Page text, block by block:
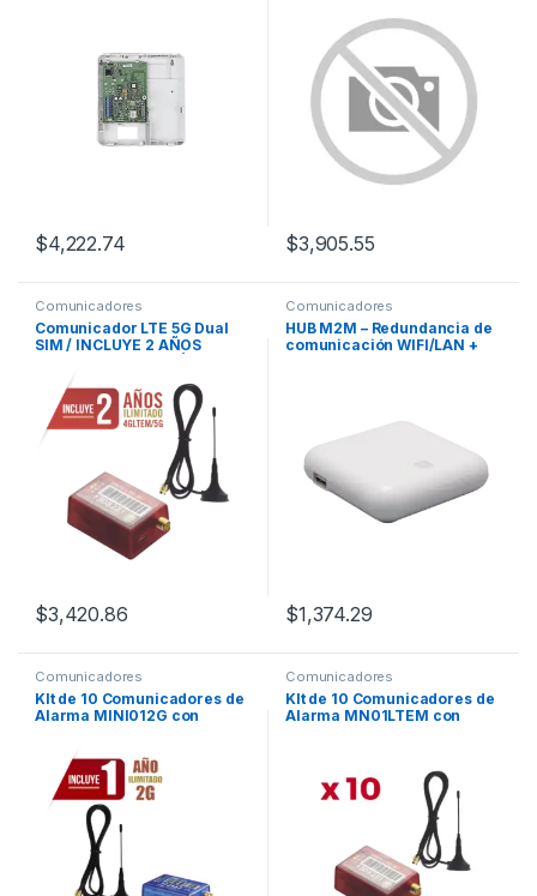
$4,222.74 $3,905.55
Comunicadores
Comunicador LTE 5G Dual
SIM / INCLUYE 2 AÑOS
DSC/HONEYWELL / Cero
Configuración / Compatible
Honeywell/DSC/CROW/PIMA
$3,420.86
Comunicadores
HUB M2M – Redundancia de
comunicación WIFI/LAN +
$1,374.29
Comunicadores
KIt de 10 Comunicadores de
Alarma MINI012G con
Gratuita / Cero
Configuración / Compatible
Honeywell/DSC/CROW/PIMA
Comunicadores
KIt de 10 Comunicadores de
Alarma MN01LTEM con
Gratuita / Cero
Configuración / Compatible
Honeywell/DSC/CROW/PIMA